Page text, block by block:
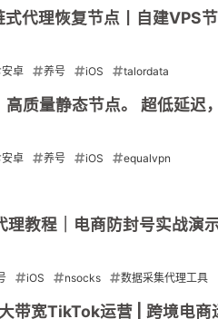
代理恢复节点丨自建VPS
安卓 养号 iOS talordata
质量静态节点。 超低延迟
安卓 养号 iOS equalvpn
教程｜电商防封号实战演
iOS nsocks 数据采集代理工具
带宽TikTok运营 | 跨境电商